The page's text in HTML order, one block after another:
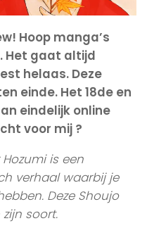
Hoop manga’s
Het gaat altijd
helaas. Deze
einde. Het 18de en
eindelijk online
voor mij ?
is een
verhaal waarbij je
Deze Shoujo
soort.